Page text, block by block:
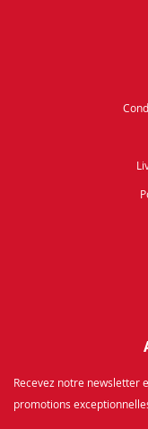
Recevez notre newsletter
promotions